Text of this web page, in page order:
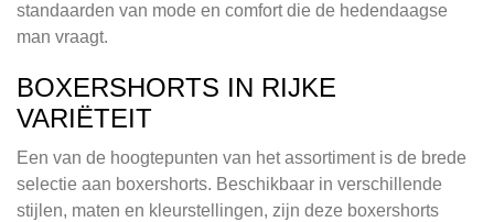
standaarden van mode en comfort die de hedendaagse
man vraagt.
BOXERSHORTS IN RIJKE
VARIËTEIT
Een van de hoogtepunten van het assortiment is de brede
selectie aan boxershorts. Beschikbaar in verschillende
stijlen, maten en kleurstellingen, zijn deze boxershorts